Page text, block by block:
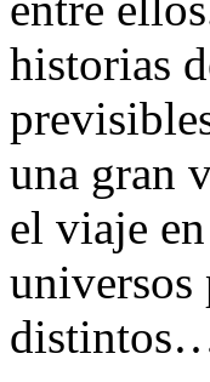
historias
una gran
el viaje
universos